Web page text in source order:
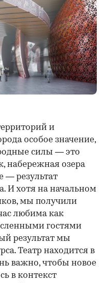
и
особое значение,
силы ― это
набережная озера
― результат
И хотя на начальном
мы получили
любима как
гостями
результат мы
Театр находится в
важно, чтобы новое
в контекст